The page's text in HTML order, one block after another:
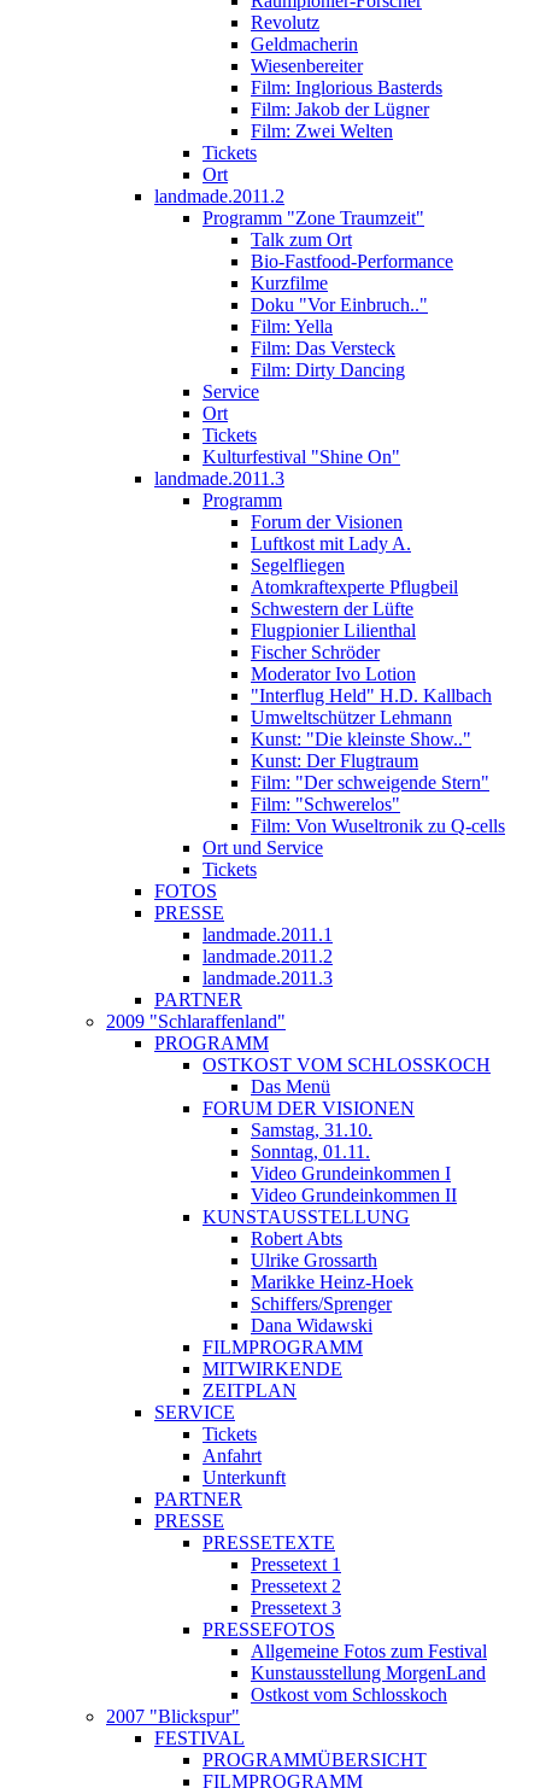
Revolutz
Geldmacherin
Wiesenbereiter
Film: Inglorious Basterds
Film: Jakob der Lügner
Film: Zwei Welten
Tickets
Ort
landmade.2011.2
Programm "Zone Traumzeit"
Talk zum Ort
Bio-Fastfood-Performance
Kurzfilme
Doku "Vor Einbruch.."
Film: Yella
Film: Das Versteck
Film: Dirty Dancing
Service
Ort
Tickets
Kulturfestival "Shine On"
landmade.2011.3
Programm
Forum der Visionen
Luftkost mit Lady A.
Segelfliegen
Atomkraftexperte Pflugbeil
Schwestern der Lüfte
Flugpionier Lilienthal
Fischer Schröder
Moderator Ivo Lotion
"Interflug Held" H.D. Kallbach
Umweltschützer Lehmann
Kunst: "Die kleinste Show.."
Kunst: Der Flugtraum
Film: "Der schweigende Stern"
Film: "Schwerelos"
Film: Von Wuseltronik zu Q-cells
Ort und Service
Tickets
FOTOS
PRESSE
landmade.2011.1
landmade.2011.2
landmade.2011.3
PARTNER
2009 "Schlaraffenland"
PROGRAMM
OSTKOST VOM SCHLOSSKOCH
Das Menü
FORUM DER VISIONEN
Samstag, 31.10.
Sonntag, 01.11.
Video Grundeinkommen I
Video Grundeinkommen II
KUNSTAUSSTELLUNG
Robert Abts
Ulrike Grossarth
Marikke Heinz-Hoek
Schiffers/Sprenger
Dana Widawski
FILMPROGRAMM
MITWIRKENDE
ZEITPLAN
SERVICE
Tickets
Anfahrt
Unterkunft
PARTNER
PRESSE
PRESSETEXTE
Pressetext 1
Pressetext 2
Pressetext 3
PRESSEFOTOS
Allgemeine Fotos zum Festival
Kunstausstellung MorgenLand
Ostkost vom Schlosskoch
2007 "Blickspur"
FESTIVAL
PROGRAMMÜBERSICHT
FILMPROGRAMM